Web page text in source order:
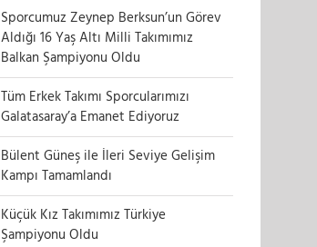
Sporcumuz Zeynep Berksun’un Görev
Aldığı 16 Yaş Altı Milli Takımımız
Balkan Şampiyonu Oldu
Tüm Erkek Takımı Sporcularımızı
Galatasaray’a Emanet Ediyoruz
Bülent Güneş ile İleri Seviye Gelişim
Kampı Tamamlandı
Küçük Kız Takımımız Türkiye
Şampiyonu Oldu